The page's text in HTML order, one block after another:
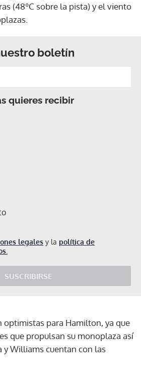
(48ºC sobre la pista) y el viento
boletín
quieres recibir
legales y la política de
SUSCRIBIRSE
optimistas para Hamilton, ya que
que propulsan su monoplaza así
y Williams cuentan con las